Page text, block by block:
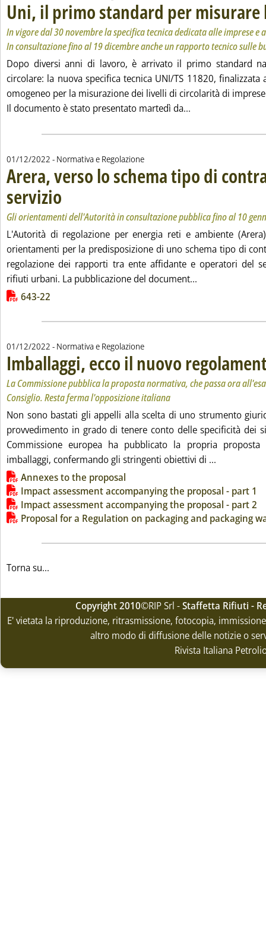
Uni, il primo standard per
In vigore dal 30 novembre la specifica tecnica dedicata alle imprese e
In consultazione fino al 19 dicembre anche un rapporto tecnico sulle
Dopo diversi anni di lavoro, è arrivato il primo standard
circolare: la nuova specifica tecnica UNI/TS 11820,
omogeneo per la misurazione dei livelli di circolarità di
Il documento è stato presentato martedì da...
01/12/2022 - Normativa e Regolazione
Arera, verso lo schema tipo di
servizio . Sottotitolo: Gli orientamenti dell'Autorità in consultazione pubblica
. Pubblicata giovedì 01 dicembre 2022 alle 15.28.
Gli orientamenti dell'Autorità in consultazione pubblica fino al 10
L'Autorità di regolazione per energia reti e ambiente
orientamenti per la predisposizione di uno schema tipo di
regolazione dei rapporti tra ente affidante e operatori del
rifiuti urbani. La pubblicazione del document...
Lista allegati PDF alla notizia
643-22
01/12/2022 - Normativa e Regolazione
Imballaggi, ecco il nuovo
La Commissione pubblica la proposta normativa, che passa ora
Consiglio. Resta ferma l'opposizione italiana
Non sono bastati gli appelli alla scelta di uno strumento
provvedimento in grado di tenere conto delle specificità dei
Commissione europea ha pubblicato la propria
imballaggi, confermando gli stringenti obiettivi di ...
Lista allegati PDF alla notizia
Annexes to the proposal
Impact assessment accompanying the proposal - part 1
Impact assessment accompanying the proposal - part 2
Proposal for a Regulation on packaging and packaging
Torna su...
Copyright 2010©RIP Srl -Staffetta Rifiuti -
E' vietata la riproduzione, ritrasmissione, fotocopia,
altro modo di diffusione delle notizie o
Rivista Italiana